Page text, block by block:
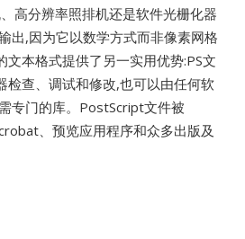
高分辨率照排机还是软件光栅化器
出,因为它以数学方式而非像素网格
文本格式提供了另一实用优势:PS文
检查、调试和修改,也可以由任何软
专门的库。PostScript文件被
、预览应用程序和众多出版及